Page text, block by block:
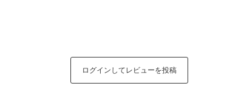
ログインしてレビューを投稿